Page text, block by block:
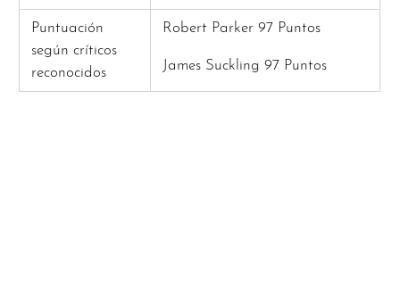
Puntuación
según críticos
reconocidos
Robert Parker 97 Puntos
James Suckling 97 Puntos